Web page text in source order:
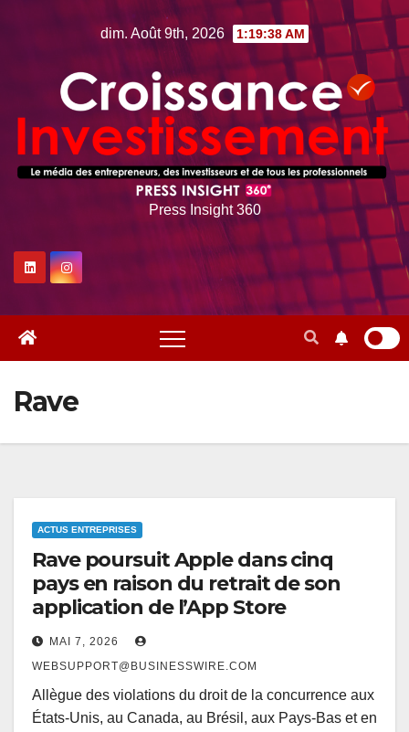
dim. Août 9th, 2026 1:19:39 AM
Press Insight 360
Rave
ACTUS ENTREPRISES
Rave poursuit Apple dans cinq
pays en raison du retrait de son
application de l’App Store
MAI 7, 2026
WEBSUPPORT@BUSINESSWIRE.COM
Allègue des violations du droit de la concurrence aux
États-Unis, au Canada, au Brésil, aux Pays-Bas et en